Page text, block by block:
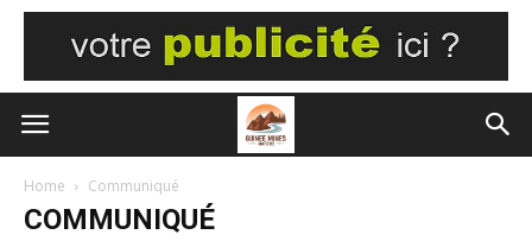
Home Communiqué
COMMUNIQUÉ